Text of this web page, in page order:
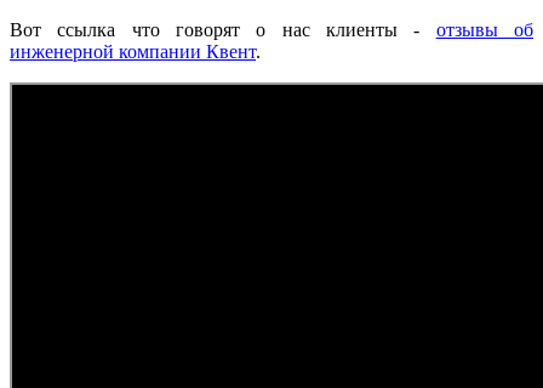
Вот ссылка что говорят о нас клиенты - отзывы об
инженерной компании Квент.